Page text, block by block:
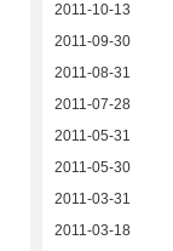
2011-10-13
2011-09-30
2011-08-31
2011-07-28
2011-05-31
2011-05-30
2011-03-31
2011-03-18